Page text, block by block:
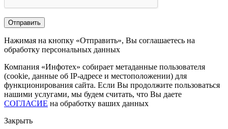
Нажимая на кнопку «Отправить», Вы соглашаетесь на
обработку персональных данных
Компания «Инфотех» собирает метаданные пользователя
(cookie, данные об IP-адресе и местоположении) для
функционирования сайта. Если Вы продолжите пользоваться
нашими услугами, мы будем считать, что Вы даете
СОГЛАСИЕ на обработку ваших данных
Закрыть